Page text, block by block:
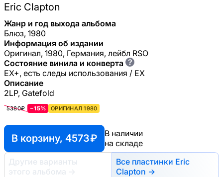
Eric Clapton
Жанр и год выхода альбома
Блюз, 1980
Информация об издании
Оригинал, 1980, Германия, лейбл RSO
Состояние винила и конверта ?
EX+, есть следы использования / EX
Описание
2LP, Gatefold
5380₽ −15% ОРИГИНАЛ 1980
В корзину, 4573 ₽
В наличии
на складе
Другие варианты
этого альбома
→
Все пластинки Eric
Clapton →